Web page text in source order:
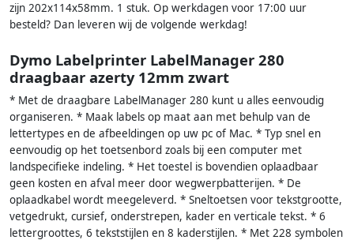
zijn 202x114x58mm. 1 stuk. Op werkdagen voor 17:00 uur
besteld? Dan leveren wij de volgende werkdag!
Dymo Labelprinter LabelManager 280
draagbaar azerty 12mm zwart
* Met de draagbare LabelManager 280 kunt u alles eenvoudig
organiseren. * Maak labels op maat aan met behulp van de
lettertypes en de afbeeldingen op uw pc of Mac. * Typ snel en
eenvoudig op het toetsenbord zoals bij een computer met
landspecifieke indeling. * Het toestel is bovendien oplaadbaar
geen kosten en afval meer door wegwerpbatterijen. * De
oplaadkabel wordt meegeleverd. * Sneltoetsen voor tekstgrootte,
vetgedrukt, cursief, onderstrepen, kader en verticale tekst. * 6
lettergroottes, 6 tekststijlen en 8 kaderstijlen. * Met 228 symbolen